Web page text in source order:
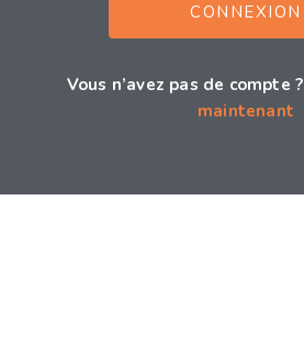
Vous n’avez pas de compte ?
maintenant